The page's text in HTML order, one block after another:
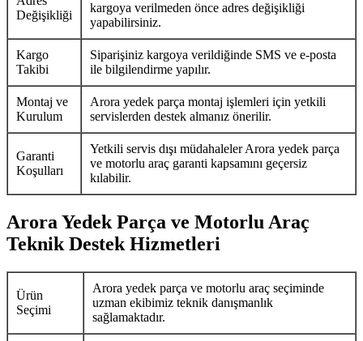
Değişikliği
kargoya verilmeden önce adres değişikliği
yapabilirsiniz.
Kargo
Takibi
Siparişiniz kargoya verildiğinde SMS ve e-posta
ile bilgilendirme yapılır.
Montaj ve
Kurulum
Arora yedek parça montaj işlemleri için yetkili
servislerden destek almanız önerilir.
Garanti
Koşulları
Yetkili servis dışı müdahaleler Arora yedek parça
ve motorlu araç garanti kapsamını geçersiz
kılabilir.
Arora Yedek Parça ve Motorlu Araç
Teknik Destek Hizmetleri
Ürün
Seçimi
Arora yedek parça ve motorlu araç seçiminde
uzman ekibimiz teknik danışmanlık
sağlamaktadır.